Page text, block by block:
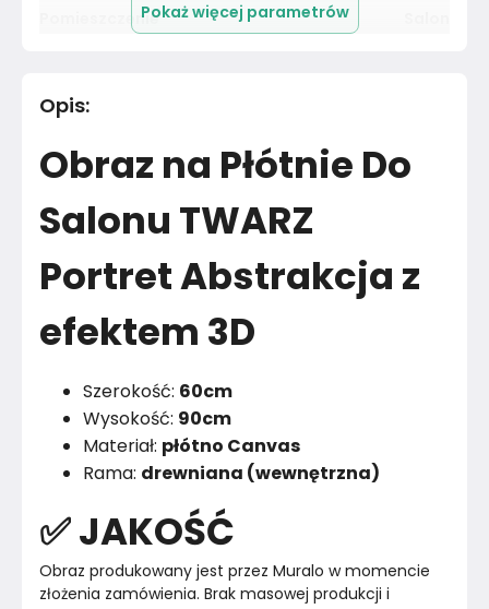
Pomieszczenie
Materiał
Kolor Szarości
Marka
Montaż Złożony
Rok produkcji
Pokaż więcej parametrów
Opis:
Obraz na Płótnie Do
Salonu TWARZ
Portret Abstrakcja z
efektem 3D
Szerokość: 60cm
Wysokość: 90cm
Materiał: płótno Canvas
Rama: drewniana (wewnętrzna)
✅ JAKOŚĆ
Obraz produkowany jest przez Muralo w momencie
złożenia zamówienia. Brak masowej produkcji i